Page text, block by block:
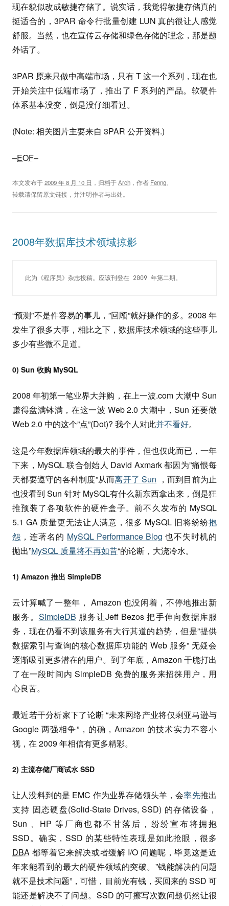
现在貌似改成敏捷存储了。说实话，我觉得敏捷存储真的
挺适合的，3PAR 命令行批量创建 LUN 真的很让人感觉
舒服。当然，也在宣传云存储和绿色存储的理念，那是题
外话了。
3PAR 原来只做中高端市场，只有 T 这一个系列，现在也
开始关注中低端市场了，推出了 F 系列的产品。软硬件
体系基本没变，倒是没仔细看过。
(Note: 相关图片主要来自 3PAR 公开资料.)
–EOF–
本文发布于2009 年 8 月 10 日 ，归档于Arch ，作者 Fenng。
转载请保留原文链接，并注明作者与出处。
2008年数据库技术领域掠影
此为《程序员》杂志投稿。应该刊登在 2009 年第二期。
“预测”不是件容易的事儿，”回顾”就好操作的多。2008 年
发生了很多大事，相比之下，数据库技术领域的这些事儿
多少有些微不足道。
0) Sun 收购 MySQL
2008 年初第一笔业界大并购，在上一波.com 大潮中 Sun
赚得盆满钵满，在这一波 Web 2.0 大潮中，Sun 还要做
Web 2.0 中的这个”点”(Dot)? 我个人对此并不看好。
这是今年数据库领域的最大的事件，但也仅此而已，一年
下来，MySQL 联合创始人 David Axmark 都因为”痛恨每
天都要遵守的各种制度”从而离开了 Sun ，而到目前为止
也没看到 Sun 针对 MySQL有什么新东西拿出来，倒是狂
推预装了各项软件的硬件盒子。前不久发布的 MySQL
5.1 GA 质量更无法让人满意，很多 MySQL 旧将纷纷抱
怨 ，连著名的 MySQL Performance Blog 也不失时机的
抛出”MySQL 质量将不再如昔“的论断，大浇冷水。
1) Amazon 推出 SimpleDB
云计算喊了一整年， Amazon 也没闲着，不停地推出新
服务。 SimpleDB 服务让Jeff Bezos 把手伸向数据库服
务，现在仍看不到该服务有大行其道的趋势，但是”提供
数据索引与查询的核心数据库功能的 Web 服务” 无疑会
逐渐吸引更多潜在的用户。到了年底，Amazon 干脆打出
了在一段时间内 SimpleDB 免费的服务来招徕用户，用
心良苦。
最近若干分析家下了论断 “未来网络产业将仅剩亚马逊与
Google 两强相争”，的确，Amazon 的技术实力不容小
视，在 2009 年相信有更多精彩。
2) 主流存储厂商试水 SSD
让人没料到的是 EMC 作为业界存储领头羊，会率先推出
支持 固态硬盘(Solid-State Drives, SSD) 的存储设备，
Sun 、HP 等厂商也都不甘落后，纷纷宣布将拥抱
SSD。确实，SSD 的某些特性表现是如此抢眼，很多
DBA 都等着它来解决或者缓解 I/O 问题呢，毕竟这是近
年来能看到的最大的硬件领域的突破。”钱能解决的问题
就不是技术问题”，可惜，目前光有钱，买回来的 SSD 可
能还是解决不了问题。SSD 的可擦写次数问题仍然让很